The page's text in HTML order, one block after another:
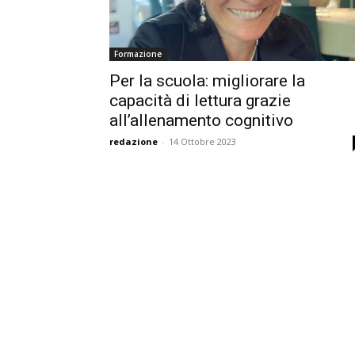
Formazione
Per la scuola: migliorare la
capacità di lettura grazie
all’allenamento cognitivo
redazione - 14 Ottobre 2023